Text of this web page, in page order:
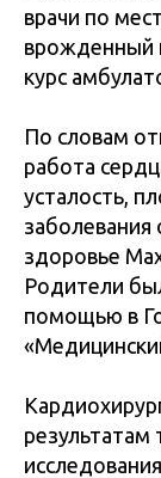
врачи по
врожденный
курс
По словам
работа
усталость,
заболевания
здоровье
Родители
помощью в
результатам